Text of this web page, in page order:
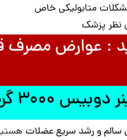
مشکلات متابولیکی خاص
نظر پزشک
: عوارض
3000 گرم
سالم و رشد سریع عضلات